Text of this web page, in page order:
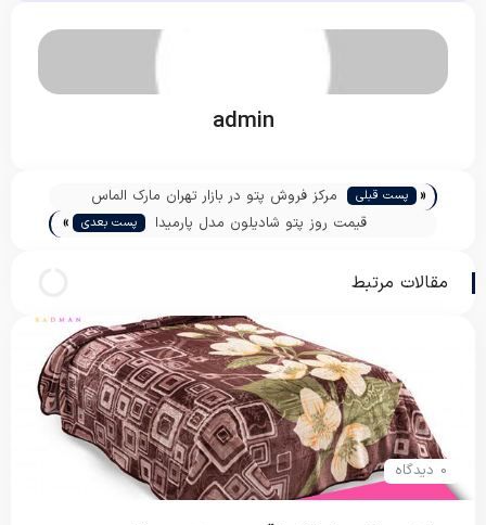
admin
« پست قبلی
مرکز فروش پتو در بازار تهران مارک الماس
نیکوبافت
قیمت روز پتو شادیلون مدل پارمیدا پست بعدی »
مقالات مرتبط
0 دیدگاه